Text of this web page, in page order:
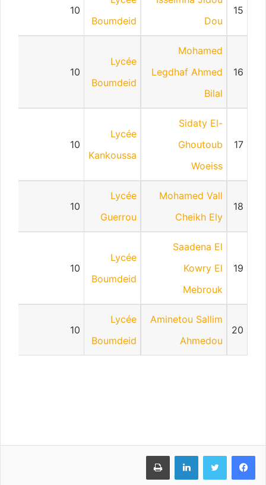
15
Dou
Boumdeid
10
16
Mohamed
Legdhaf Ahmed
Bilal
Lycée
Boumdeid
10
17
Sidaty El-
Ghoutoub
Woeiss
Lycée
Kankoussa
10
18
Mohamed Vall
Cheikh Ely
Lycée
Guerrou
10
19
Saadena El
Kowry El
Mebrouk
Lycée
Boumdeid
10
20
Aminetou Sallim
Ahmedou
Lycée
Boumdeid
10
فيسبوك تويتر لينكدإن طباعة